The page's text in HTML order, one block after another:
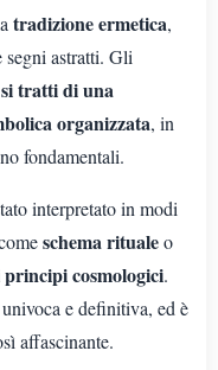
tradizione ermetica,
segni astratti. Gli
tratti di una
organizzata, in
fondamentali.
interpretato in modi
schema ritualeo
cosmologici.
e definitiva, ed è
affascinante.